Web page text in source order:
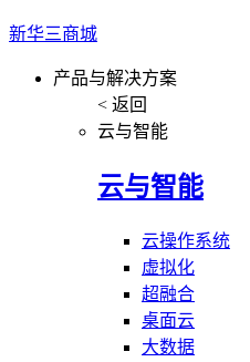
新华三商城
产品与解决方案
< 返回
云与智能
云与智能
云操作系统
虚拟化
超融合
桌面云
大数据